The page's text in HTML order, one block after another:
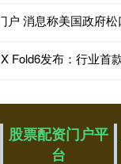
股票配资门户平
台